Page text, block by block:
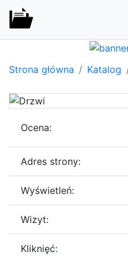
Strona główna Katalog
Ocena:
Adres strony:
Wyświetleń:
Wizyt:
Kliknięć: